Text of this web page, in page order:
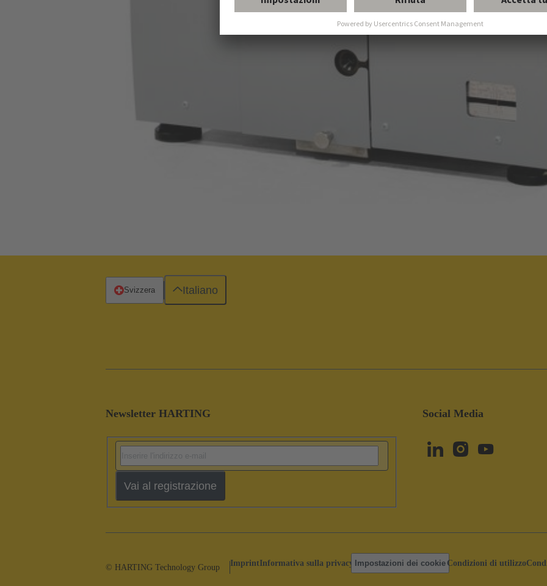
Newsletter HARTING
Vai al registrazione
Social Media
Svizzera Italiano
© HARTING Technology Group ImprintInformativa sulla privacy Impostazioni dei cookie Condizioni di utilizzo